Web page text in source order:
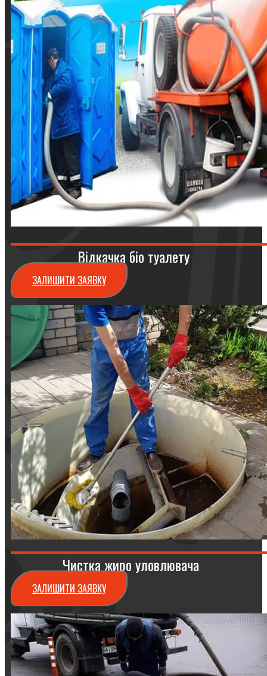
Відкачка біо туалету
ЗАЛИШИТИ ЗАЯВКУ
Чистка жиро уловлювача
ЗАЛИШИТИ ЗАЯВКУ